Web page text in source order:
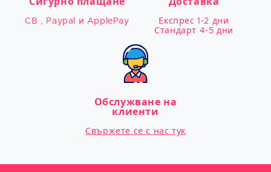
CB , Paypal и ApplePay
Експрес 1-2 дни
Стандарт 4-5 дни
Обслужване на
клиенти
Свържете се с нас тук